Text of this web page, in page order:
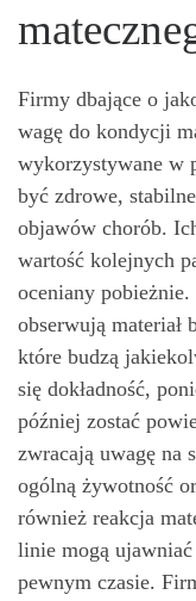
Firmy dbające o
wagę do kondycji
wykorzystywane w
być zdrowe,
objawów chorób.
wartość kolejnych
oceniany
obserwują materiał
które budzą
się dokładność,
później zostać
zwracają uwagę na
ogólną żywotność
również reakcja
linie mogą ujawniać
pewnym czasie.